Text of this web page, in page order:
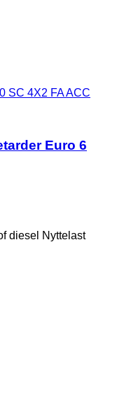
SC 4X2 FA ACC
Euro 6
diesel Nyttelast